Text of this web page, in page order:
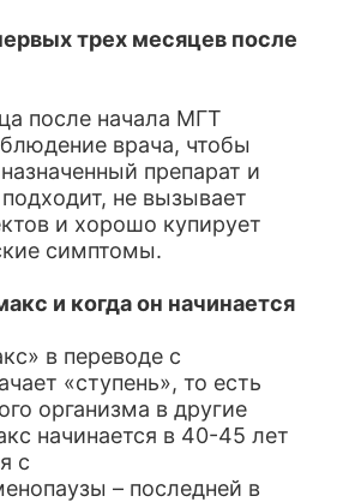
трех месяцев после
после начала МГТ
врача, чтобы
препарат и
не вызывает
и хорошо купирует
симптомы.
и когда он начинается
в переводе с
«ступень», то есть
организма в другие
начинается в 40-45 лет
с
– последней в